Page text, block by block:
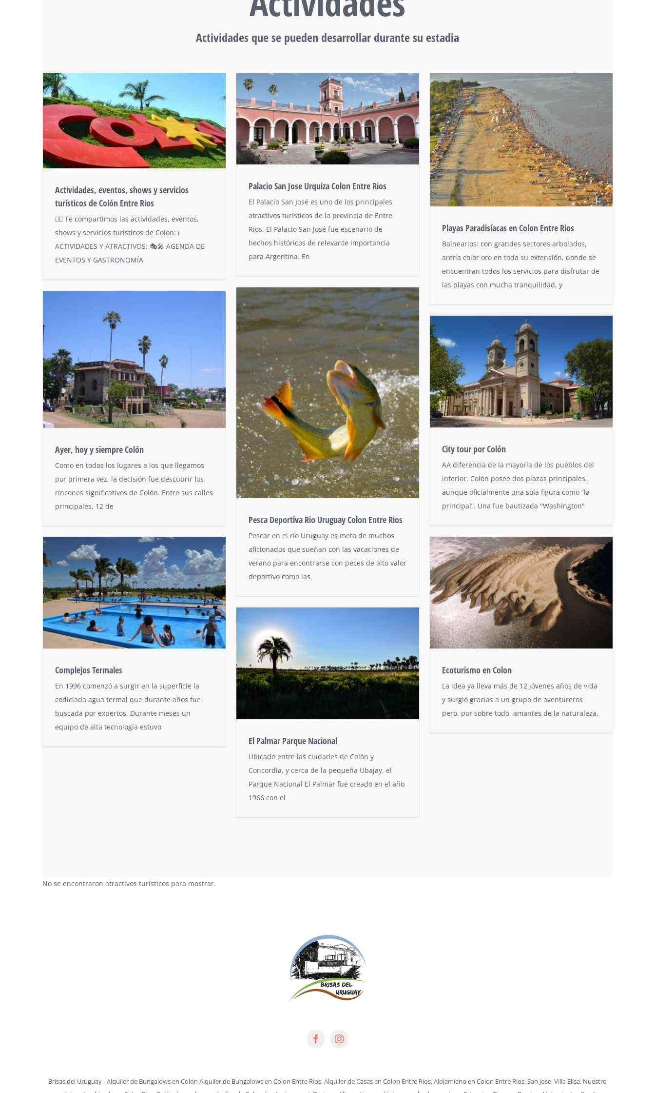
Actividades que se pueden desarrollar durante su estadia
Actividades, eventos, shows y servicios
turísticos de Colón Entre Rios
👉🏻 Te compartimos las actividades, eventos,
shows y servicios turísticos de Colón: ℹ️
ACTIVIDADES Y ATRACTIVOS: 🎭🎤 AGENDA DE
EVENTOS Y GASTRONOMÍA
Palacio San Jose Urquiza Colon Entre Rios
El Palacio San José es uno de los principales
atractivos turísticos de la provincia de Entre
Ríos. El Palacio San José fue escenario de
hechos históricos de relevante importancia
para Argentina. En
Playas Paradisíacas en Colon Entre Rios
Balnearios: con grandes sectores arbolados,
arena color oro en toda su extensión, donde se
encuentran todos los servicios para disfrutar de
las playas con mucha tranquilidad, y
Pesca Deportiva Rio Uruguay Colon Entre Rios
Pescar en el río Uruguay es meta de muchos
aficionados que sueñan con las vacaciones de
verano para encontrarse con peces de alto valor
deportivo como las
Ayer, hoy y siempre Colón
Como en todos los lugares a los que llegamos
por primera vez, la decisión fue descubrir los
rincones significativos de Colón. Entre sus calles
principales, 12 de
City tour por Colón
AA diferencia de la mayoría de los pueblos del
interior, Colón posee dos plazas principales,
aunque oficialmente una sola figura como “la
principal”. Una fue bautizada "Washington"
Complejos Termales
En 1996 comenzó a surgir en la superficie la
codiciada agua termal que durante años fue
buscada por expertos. Durante meses un
equipo de alta tecnología estuvo
Ecoturismo en Colon
La idea ya lleva más de 12 jóvenes años de vida
y surgió gracias a un grupo de aventureros
pero, por sobre todo, amantes de la naturaleza,
El Palmar Parque Nacional
Ubicado entre las ciudades de Colón y
Concordia, y cerca de la pequeña Ubajay, el
Parque Nacional El Palmar fue creado en el año
1966 con el
No se encontraron atractivos turísticos para mostrar.
Brisas del Uruguay - Alquiler de Bungalows en Colon Alquiler de Bungalows en Colon Entre Rios, Alquiler de Casas en Colon Entre Rios, Alojamieno en Colon Entre Rios, San Jose, Villa Elisa, Nuestro